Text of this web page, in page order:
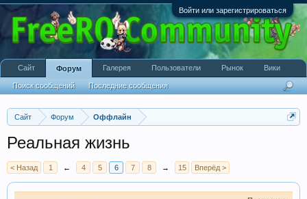
Войти или зарегистрироваться
Сайт Форум Оффлайн
Реальная жизнь
< Назад 1 ← 4 5 6 7 8 → 15 Вперёд >
Сайт Форум
Поиск сообщений Последние сообщения
Галерея Пользователи Рынок Вики